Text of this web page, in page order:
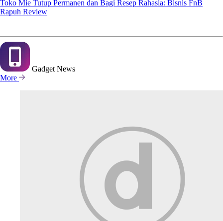
Toko Mie Tutup Permanen dan Bagi Resep Rahasia: Bisnis FnB
Rapuh Review
Gadget News
More